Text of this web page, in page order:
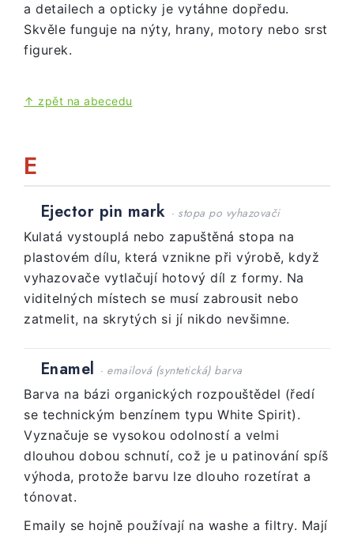
a detailech a opticky je vytáhne dopředu.
Skvěle funguje na nýty, hrany, motory nebo srst
figurek.
↑ zpět na abecedu
E
Ejector pin mark · stopa po vyhazovači
Kulatá vystouplá nebo zapuštěná stopa na
plastovém dílu, která vznikne při výrobě, když
vyhazovače vytlačují hotový díl z formy. Na
viditelných místech se musí zabrousit nebo
zatmelit, na skrytých si jí nikdo nevšimne.
Enamel · emailová (syntetická) barva
Barva na bázi organických rozpouštědel (ředí
se technickým benzínem typu White Spirit).
Vyznačuje se vysokou odolností a velmi
dlouhou dobou schnutí, což je u patinování spíš
výhoda, protože barvu lze dlouho rozetírat a
tónovat.
Emaily se hojně používají na washe a filtry. Mají